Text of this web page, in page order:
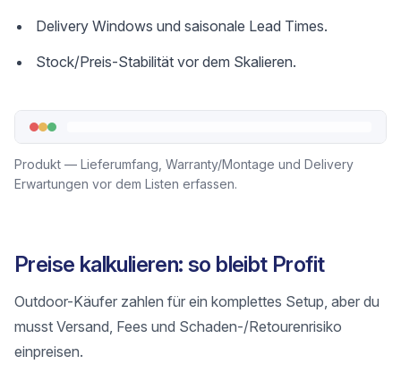
Delivery Windows und saisonale Lead Times.
Stock/Preis-Stabilität vor dem Skalieren.
Produkt — Lieferumfang, Warranty/Montage und Delivery
Erwartungen vor dem Listen erfassen.
Preise kalkulieren: so bleibt Profit
Outdoor-Käufer zahlen für ein komplettes Setup, aber du
musst Versand, Fees und Schaden-/Retourenrisiko
einpreisen.